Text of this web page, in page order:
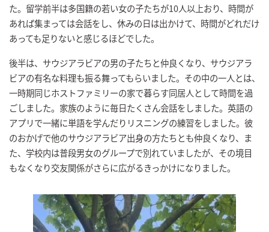
た。留学前半は多国籍の若い女の子たちが10人以上おり、時間が
あれば集まっては会話をし、休みの日は出かけて、時間がどれだけ
あっても足りないと感じるほどでした。
後半は、サウジアラビアの男の子たちと仲良くなり、サウジアラ
ビアの有名な料理も振る舞ってもらいました。その中の一人とは、
一時期同じホストファミリーの家で暮らす同居人として時間を過
ごしました。家族のように毎日たくさん会話をしました。英語の
アプリで一緒に単語を学んだりリスニングの練習をしました。彼
のおかげで他のサウジアラビア出身の方たちとも仲良くなり、ま
た、学校内は普段男女のグループで別れていましたが、その境目
もなくなり交友関係がさらに広がるきっかけになりました。